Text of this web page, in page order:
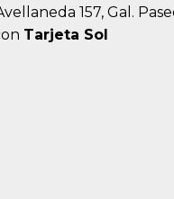
157, Gal.
Tarjeta Sol